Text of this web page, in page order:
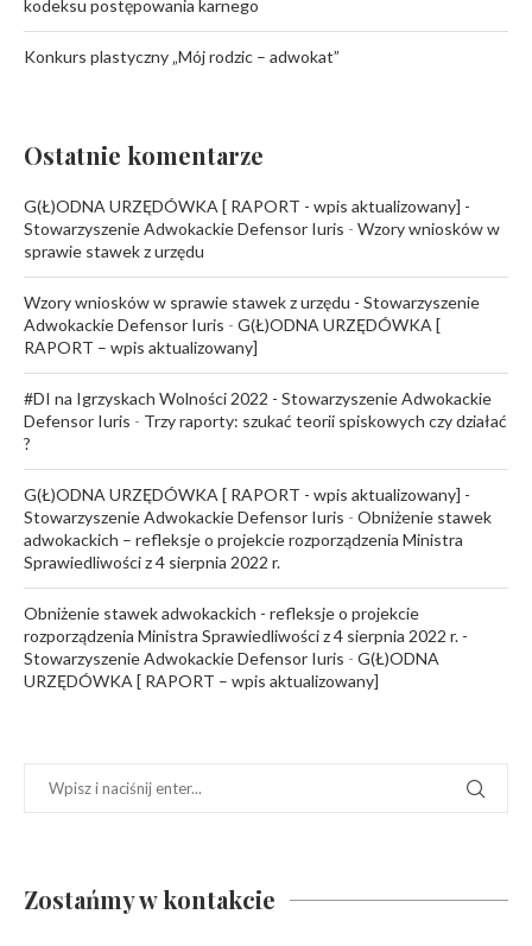
kodeksu postępowania karnego
Konkurs plastyczny „Mój rodzic – adwokat”
Ostatnie komentarze
G(Ł)ODNA URZĘDÓWKA [ RAPORT - wpis aktualizowany] -
Stowarzyszenie Adwokackie Defensor Iuris - Wzory wniosków w
sprawie stawek z urzędu
Wzory wniosków w sprawie stawek z urzędu - Stowarzyszenie
Adwokackie Defensor Iuris - G(Ł)ODNA URZĘDÓWKA [
RAPORT – wpis aktualizowany]
#DI na Igrzyskach Wolności 2022 - Stowarzyszenie Adwokackie
Defensor Iuris - Trzy raporty: szukać teorii spiskowych czy działać
?
G(Ł)ODNA URZĘDÓWKA [ RAPORT - wpis aktualizowany] -
Stowarzyszenie Adwokackie Defensor Iuris - Obniżenie stawek
adwokackich – refleksje o projekcie rozporządzenia Ministra
Sprawiedliwości z 4 sierpnia 2022 r.
Obniżenie stawek adwokackich - refleksje o projekcie
rozporządzenia Ministra Sprawiedliwości z 4 sierpnia 2022 r. -
Stowarzyszenie Adwokackie Defensor Iuris - G(Ł)ODNA
URZĘDÓWKA [ RAPORT – wpis aktualizowany]
Zostańmy w kontakcie